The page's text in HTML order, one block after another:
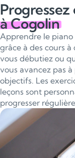
Progressez
à Cogolin
Apprendre le
grâce à des cours
vous débutiez ou
vous avancez pas
objectifs. Les
leçons sont
progresser